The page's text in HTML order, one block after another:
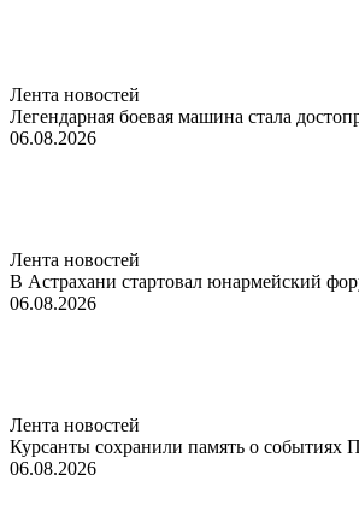
Лента новостей
Легендарная боевая машина стала
06.08.2026
Лента новостей
В Астрахани стартовал юнармейский
06.08.2026
Лента новостей
Курсанты сохранили память о событиях
06.08.2026